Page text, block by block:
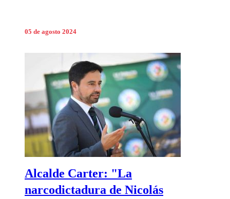
05 de agosto 2024
Alcalde Carter: "La
narcodictadura de Nicolás